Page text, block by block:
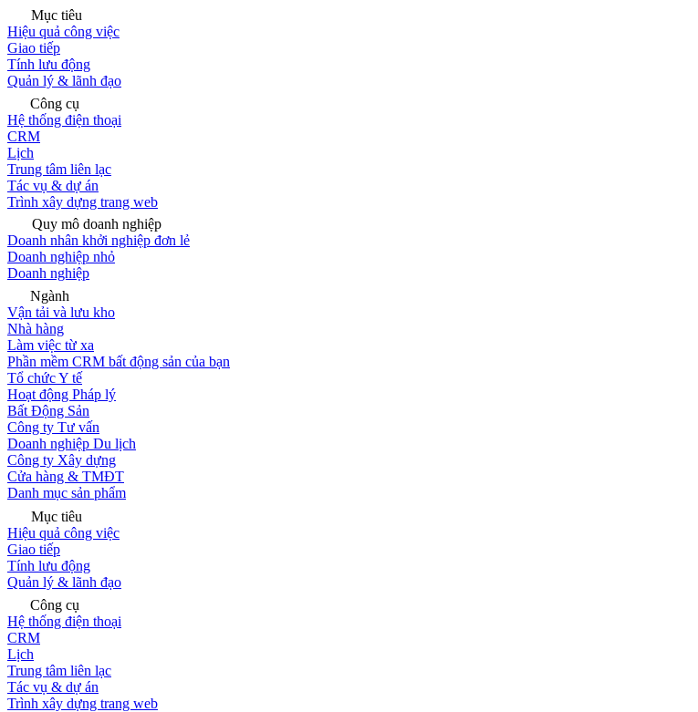
Mục tiêu
Hiệu quả công việc
Giao tiếp
Tính lưu động
Quản lý & lãnh đạo
Công cụ
Hệ thống điện thoại
CRM
Lịch
Trung tâm liên lạc
Tác vụ & dự án
Trình xây dựng trang web
Quy mô doanh nghiệp
Doanh nhân khởi nghiệp đơn lẻ
Doanh nghiệp nhỏ
Doanh nghiệp
Ngành
Vận tải và lưu kho
Nhà hàng
Làm việc từ xa
Phần mềm CRM bất động sản của bạn
Tổ chức Y tế
Hoạt động Pháp lý
Bất Động Sản
Công ty Tư vấn
Doanh nghiệp Du lịch
Công ty Xây dựng
Cửa hàng & TMĐT
Danh mục sản phẩm
Mục tiêu
Hiệu quả công việc
Giao tiếp
Tính lưu động
Quản lý & lãnh đạo
Công cụ
Hệ thống điện thoại
CRM
Lịch
Trung tâm liên lạc
Tác vụ & dự án
Trình xây dựng trang web